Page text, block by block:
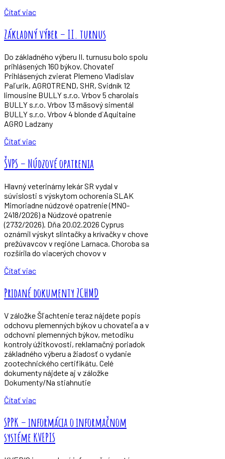
Čítať viac
Základný výber – II. turnus
Do základného výberu II. turnusu bolo spolu
prihlásených 160 býkov. Chovateľ
Prihlásených zvierat Plemeno Vladislav
Paľurik, AGROTREND, SHR, Svidník 12
limousine BULLY s.r.o. Vrbov 5 charolais
BULLY s.r.o. Vrbov 13 mäsový simentál
BULLY s.r.o. Vrbov 4 blonde d`Aquitaine
AGRO Ladzany
Čítať viac
ŠVPS – Núdzové opatrenia
Hlavný veterinárny lekár SR vydal v
súvislosti s výskytom ochorenia SLAK
Mimoriadne núdzové opatrenie (MNO-
2418/2026) a Núdzové opatrenie
(2732/2026). Dňa 20.02.2026 Cyprus
oznámil výskyt slintačky a krívačky v chove
prežúvavcov v regióne Larnaca. Choroba sa
rozšírila do viacerých chovov v
Čítať viac
Pridané dokumenty ZCHMD
V záložke Šľachtenie teraz nájdete popis
odchovu plemenných býkov u chovateľa a v
odchovni plemenných býkov, metodiku
kontroly úžitkovosti, reklamačný poriadok
základného výberu a žiadosť o vydanie
zootechnického certifikátu. Celé
dokumenty nájdete aj v záložke
Dokumenty/Na stiahnutie
Čítať viac
SPPK – informácia o informačnom
systéme KVEPIS